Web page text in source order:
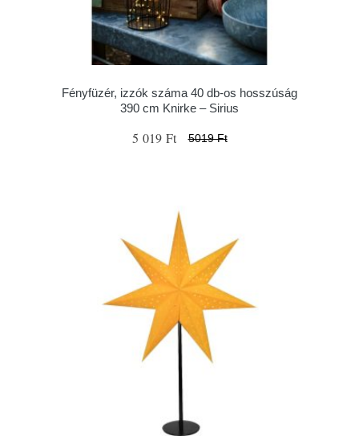
Fényfüzér, izzók száma 40 db-os hosszúság
390 cm Knirke – Sirius
5 019 Ft 5019 Ft